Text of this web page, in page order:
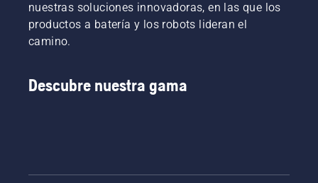
nuestras soluciones innovadoras, en las que los
productos a batería y los robots lideran el
camino.
Descubre nuestra gama